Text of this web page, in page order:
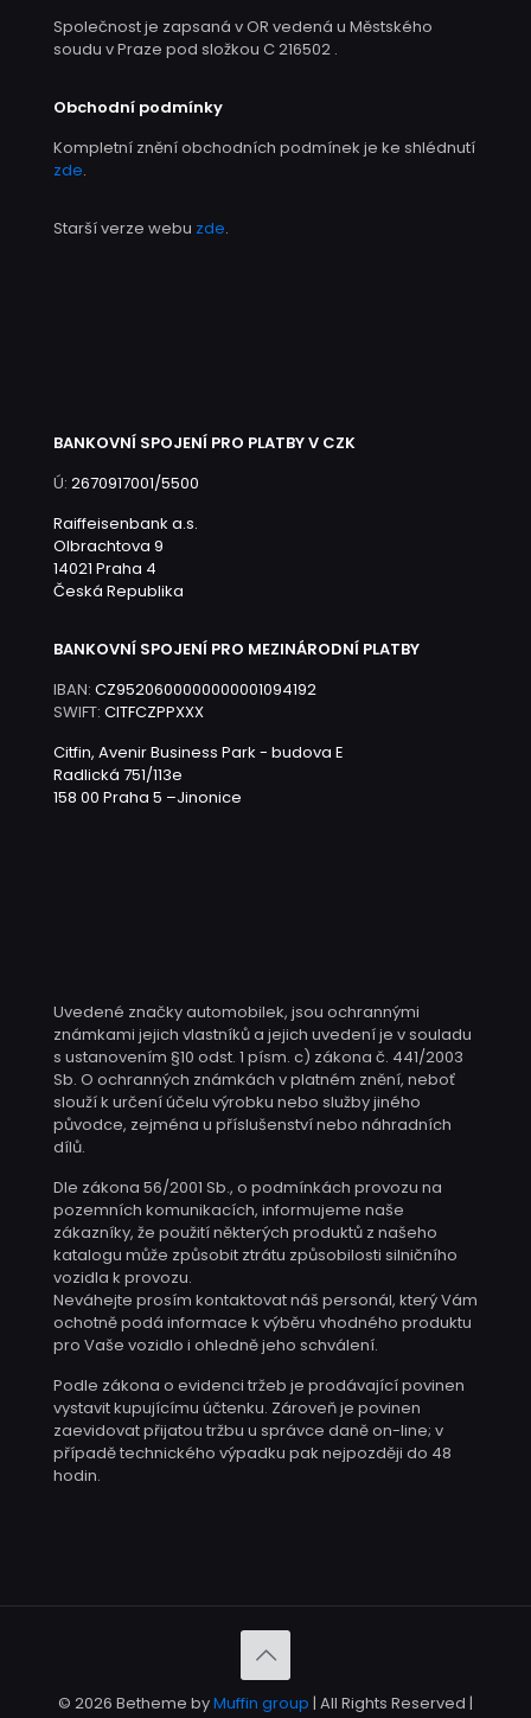
Společnost je zapsaná v OR vedená u Městského
soudu v Praze pod složkou C 216502 .
Obchodní podmínky
Kompletní znění obchodních podmínek je ke shlédnutí
zde.
Starší verze webu zde.
BANKOVNÍ SPOJENÍ PRO PLATBY V CZK
Ú: 2670917001/5500
Raiffeisenbank a.s.
Olbrachtova 9
14021 Praha 4
Česká Republika
BANKOVNÍ SPOJENÍ PRO MEZINÁRODNÍ PLATBY
IBAN: CZ9520600000000001094192
SWIFT: CITFCZPPXXX
Citfin, Avenir Business Park - budova E
Radlická 751/113e
158 00 Praha 5 –Jinonice
Uvedené značky automobilek, jsou ochrannými
známkami jejich vlastníků a jejich uvedení je v souladu
s ustanovením §10 odst. 1 písm. c) zákona č. 441/2003
Sb. O ochranných známkách v platném znění, neboť
slouží k určení účelu výrobku nebo služby jiného
původce, zejména u příslušenství nebo náhradních
dílů.
Dle zákona 56/2001 Sb., o podmínkách provozu na
pozemních komunikacích, informujeme naše
zákazníky, že použití některých produktů z našeho
katalogu může způsobit ztrátu způsobilosti silničního
vozidla k provozu.
Neváhejte prosím kontaktovat náš personál, který Vám
ochotně podá informace k výběru vhodného produktu
pro Vaše vozidlo i ohledně jeho schválení.
Podle zákona o evidenci tržeb je prodávající povinen
vystavit kupujícímu účtenku. Zároveň je povinen
zaevidovat přijatou tržbu u správce daně on-line; v
případě technického výpadku pak nejpozději do 48
hodin.
© 2026 Betheme byMuffin group | All Rights Reserved |